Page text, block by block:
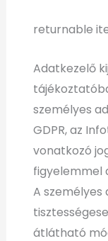
returnable
Adatkezelő
személyes
GDPR, az
vonatkozó
figyelemmel
A személyes
átlátható